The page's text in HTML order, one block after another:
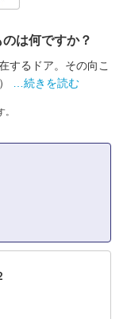
は何ですか？
するドア。その向こ
…続きを読む